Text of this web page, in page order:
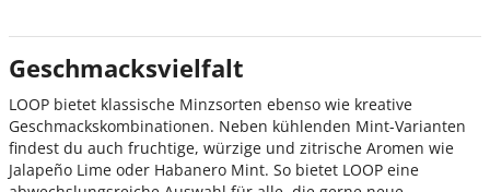
Geschmacksvielfalt
LOOP bietet klassische Minzsorten ebenso wie kreative
Geschmackskombinationen. Neben kühlenden Mint-Varianten
findest du auch fruchtige, würzige und zitrische Aromen wie
Jalapeño Lime oder Habanero Mint. So bietet LOOP eine